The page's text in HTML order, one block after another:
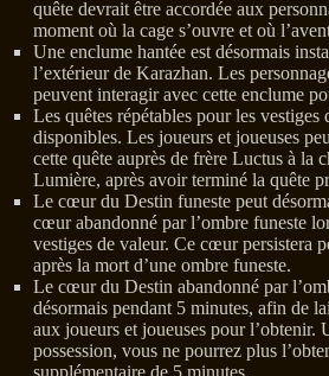
quête devrait être accordée aux
moment où la cage s’ouvre et où
Une enclume hantée est désormais
l’extérieur de Karazhan. Les
peuvent interagir avec cette enclume
Les quêtes répétables pour les vestiges
disponibles. Les joueurs et joueuses
cette quête auprès de frère Luctus à la
Lumière, après avoir terminé la quête
Le cœur du Destin funeste peut
cœur abandonné par l’ombre funeste
vestiges de valeur. Ce cœur persistera
après la mort d’une ombre funeste.
Le cœur du Destin abandonné par
désormais pendant 5 minutes, afin de
aux joueurs et joueuses pour l’obtenir.
possession, vous ne pourrez plus